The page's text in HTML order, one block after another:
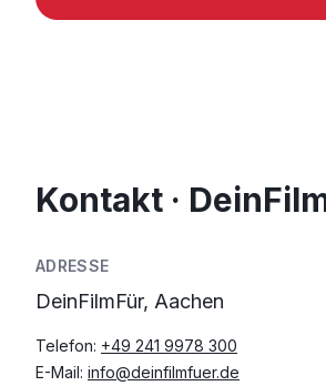
Kontakt ·
ADRESSE
DeinFilmFür, Aachen
Telefon: +49 241 9978 300
E-Mail: info@deinfilmfuer.de